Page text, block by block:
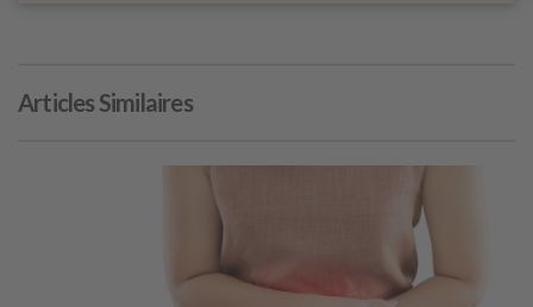
Articles Similaires